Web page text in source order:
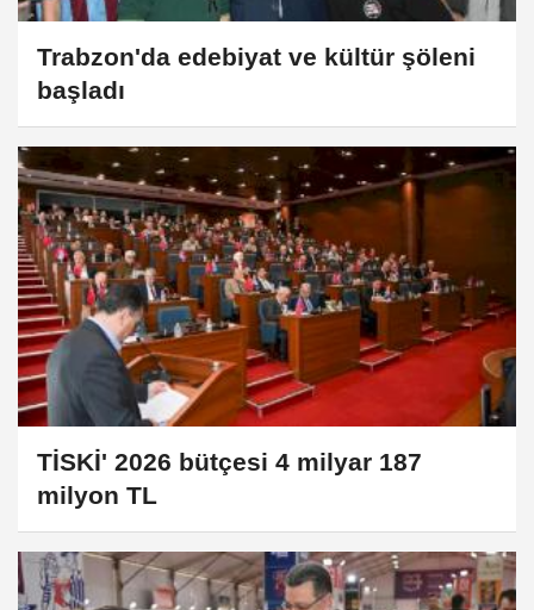
Trabzon'da edebiyat ve kültür şöleni
başladı
TİSKİ' 2026 bütçesi 4 milyar 187
milyon TL